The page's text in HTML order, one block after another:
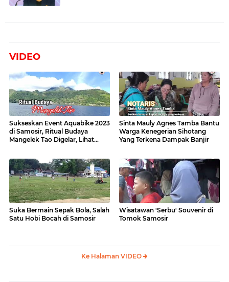
VIDEO
Sukseskan Event Aquabike 2023
di Samosir, Ritual Budaya
Mangelek Tao Digelar, Lihat
Sinta Mauly Agnes Tamba Bantu
Warga Kenegerian Sihotang
Yang Terkena Dampak Banjir
Suka Bermain Sepak Bola, Salah
Satu Hobi Bocah di Samosir
Wisatawan 'Serbu' Souvenir di
Tomok Samosir
Ke Halaman VIDEO